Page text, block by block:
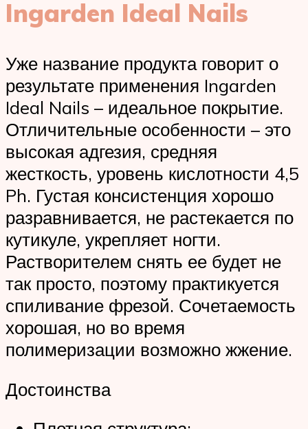
Ingarden Ideal Nails
Уже название продукта говорит о
результате применения Ingarden
Ideal Nails – идеальное покрытие.
Отличительные особенности – это
высокая адгезия, средняя
жесткость, уровень кислотности 4,5
Ph. Густая консистенция хорошо
разравнивается, не растекается по
кутикуле, укрепляет ногти.
Растворителем снять ее будет не
так просто, поэтому практикуется
спиливание фрезой. Сочетаемость
хорошая, но во время
полимеризации возможно жжение.
Достоинства